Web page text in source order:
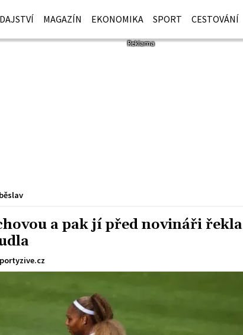
MAGAZÍN EKONOMIKA SPORT CESTOVÁNÍ
a pak jí před novináři řekla